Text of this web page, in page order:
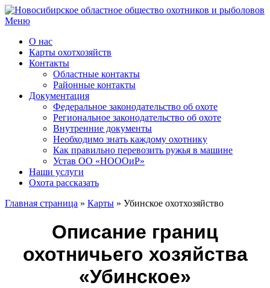
Перейти
к
Меню
О нас
Карты охотхозяйств
Контакты
Областные контакты
Районные контакты
Документация
Федеральное законодательство об охоте
Региональное законодательство об охоте
Внутренние документы
Необходимо знать каждому охотнику
Как правильно перевозить ружья в машине
Устав ОО «НОООиР»
Наши услуги
Охота рассказать
Главная страница » Карты » Убинское охотхозяйство
Описание границ
охотничьего хозяйства
«Убинское»